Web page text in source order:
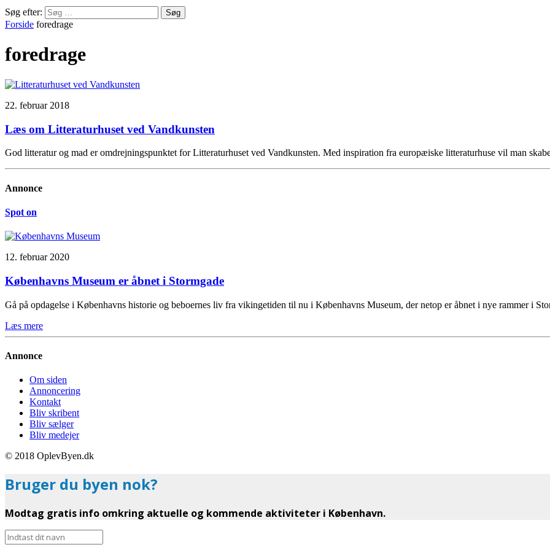
Søg efter:
Forside foredrage
foredrage
22. februar 2018
Læs om Litteraturhuset ved Vandkunsten
God litteratur og mad er omdrejningspunktet for Litteraturhuset ved Vandkunsten. Med inspiration fra europæiske litteraturhuse vil man
Annonce
Spot on
12. februar 2020
Københavns Museum er åbnet i Stormgade
Gå på opdagelse i Københavns historie og beboernes liv fra vikingetiden til nu i Københavns Museum, der netop er åbnet i nye rammer i
Læs mere
Annonce
Om siden
Annoncering
Kontakt
Bliv skribent
Bliv sælger
Bliv medejer
© 2018 OplevByen.dk
Bruger du byen nok?
Modtag gratis info omkring aktuelle og kommende aktiviteter i København.